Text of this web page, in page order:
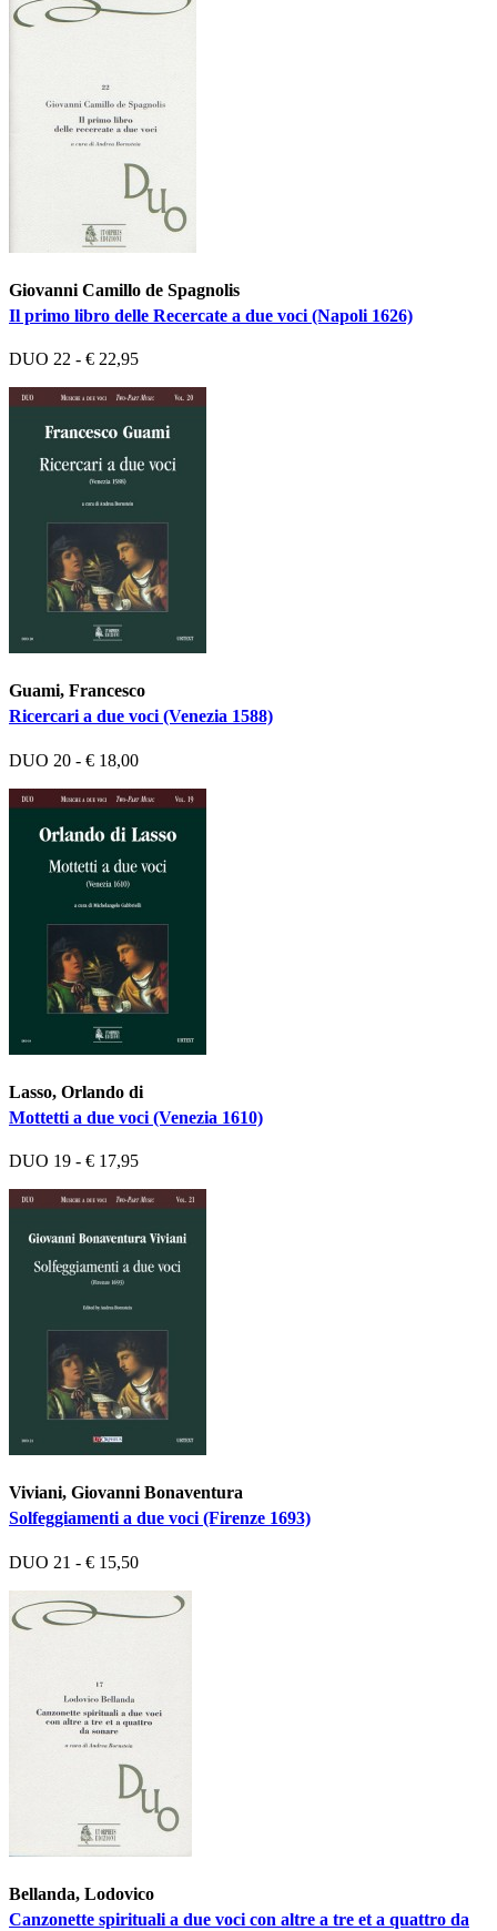
Giovanni Camillo de Spagnolis
Il primo libro delle Recercate a due voci (Napoli 1626)
DUO 22 - € 22,95
Guami, Francesco
Ricercari a due voci (Venezia 1588)
DUO 20 - € 18,00
Lasso, Orlando di
Mottetti a due voci (Venezia 1610)
DUO 19 - € 17,95
Viviani, Giovanni Bonaventura
Solfeggiamenti a due voci (Firenze 1693)
DUO 21 - € 15,50
Bellanda, Lodovico
Canzonette spirituali a due voci con altre a tre et a quattro da